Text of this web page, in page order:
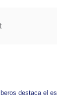
destaca el